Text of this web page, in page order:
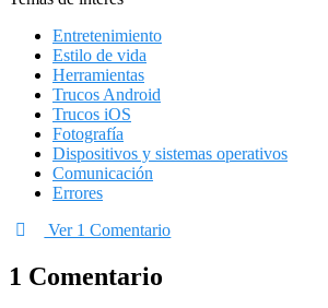
Entretenimiento
Estilo de vida
Herramientas
Trucos Android
Trucos iOS
Fotografía
Dispositivos y sistemas operativos
Comunicación
Errores
Ver 1 Comentario
1 Comentario